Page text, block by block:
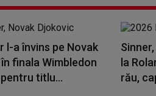
l-a învins pe Novak
finala Wimbledon
titlu...
la
rău,